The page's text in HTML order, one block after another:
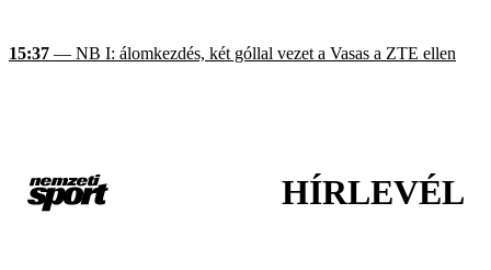
15:37 — NB I: álomkezdés, két góllal vezet a Vasas a ZTE ellen
HÍRLEVÉL